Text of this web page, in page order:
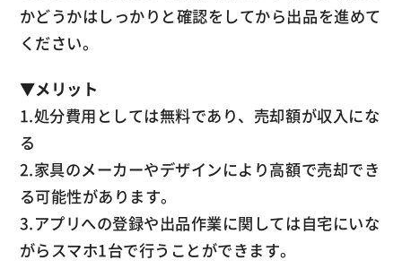
かどうかはしっかりと確認をしてから出品を進めて
ください。
▼メリット
1.処分費用としては無料であり、売却額が収入にな
る
2.家具のメーカーやデザインにより高額で売却でき
る可能性があります。
3.アプリへの登録や出品作業に関しては自宅にいな
がらスマホ1台で行うことができます。